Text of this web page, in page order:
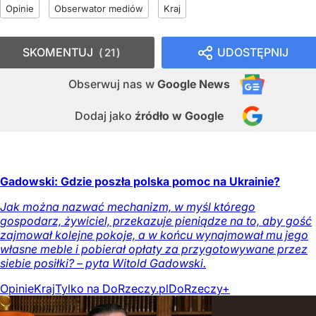
Opinie Obserwator mediów Kraj
UDOSTĘPNIJ
Obserwuj nas w Google News
Dodaj jako źródło w Google
SKOMENTUJ 21
Gadowski: Gdzie poszła polska pomoc na Ukrainie?
Jak można nazwać mechanizm, w myśl którego
gospodarz, żywiciel, przekazuje pieniądze na to, aby gość
zajmował kolejne pokoje, a w końcu wynajmował mu jego
własne meble i pobierał opłaty za przygotowywane przez
siebie posiłki? – pyta Witold Gadowski.
OpinieKrajTylko na DoRzeczy.plDoRzeczy+